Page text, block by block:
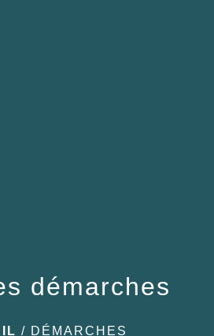
démarches
/ DÉMARCHES